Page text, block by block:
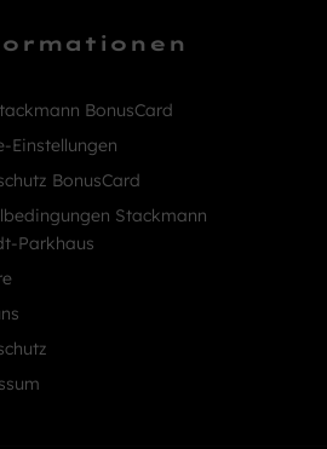
BonusCard
Einstellungen
BonusCard
Stackmann
Parkhaus